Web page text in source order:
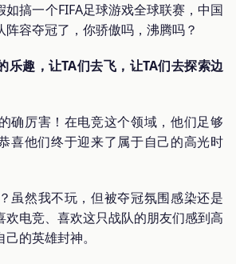
搞一个FIFA足球游戏全球联赛，中国
阵容夺冠了，你骄傲吗，沸腾吗？
乐趣，让TA们去飞，让TA们去探索边
确厉害！在电竞这个领域，他们足够
喜他们终于迎来了属于自己的高光时
虽然我不玩，但被夺冠氛围感染还是
欢电竞、喜欢这只战队的朋友们感到高
的英雄封神。